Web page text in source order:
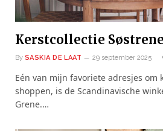
Kerstcollectie
By SASKIA DE LAAT 29 september 2025
Eén van mijn favoriete adresjes om
shoppen, is de Scandinavische
Grene.…